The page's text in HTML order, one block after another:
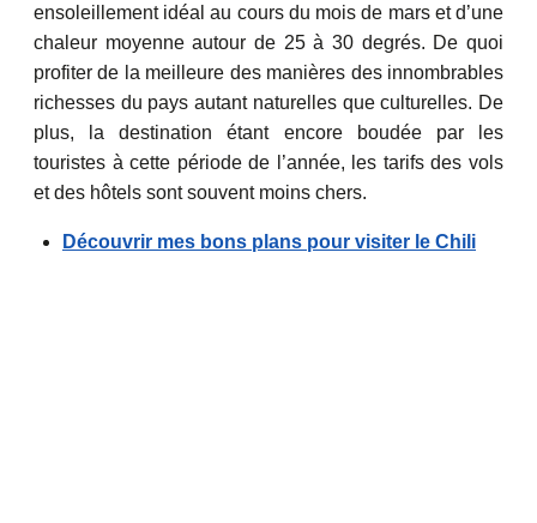
ensoleillement idéal au cours du mois de mars et d’une
chaleur moyenne autour de 25 à 30 degrés. De quoi
profiter de la meilleure des manières des innombrables
richesses du pays autant naturelles que culturelles. De
plus, la destination étant encore boudée par les
touristes à cette période de l’année, les tarifs des vols
et des hôtels sont souvent moins chers.
Découvrir mes bons plans pour visiter le Chili